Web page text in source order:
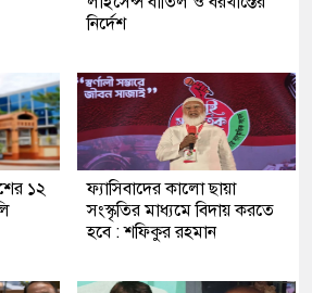
নির্দেশ
১২
ফ্যাসিবাদের কালো ছায়া
সংস্কৃতির মাধ্যমে বিদায় করতে
হবে : শফিকুর রহমান